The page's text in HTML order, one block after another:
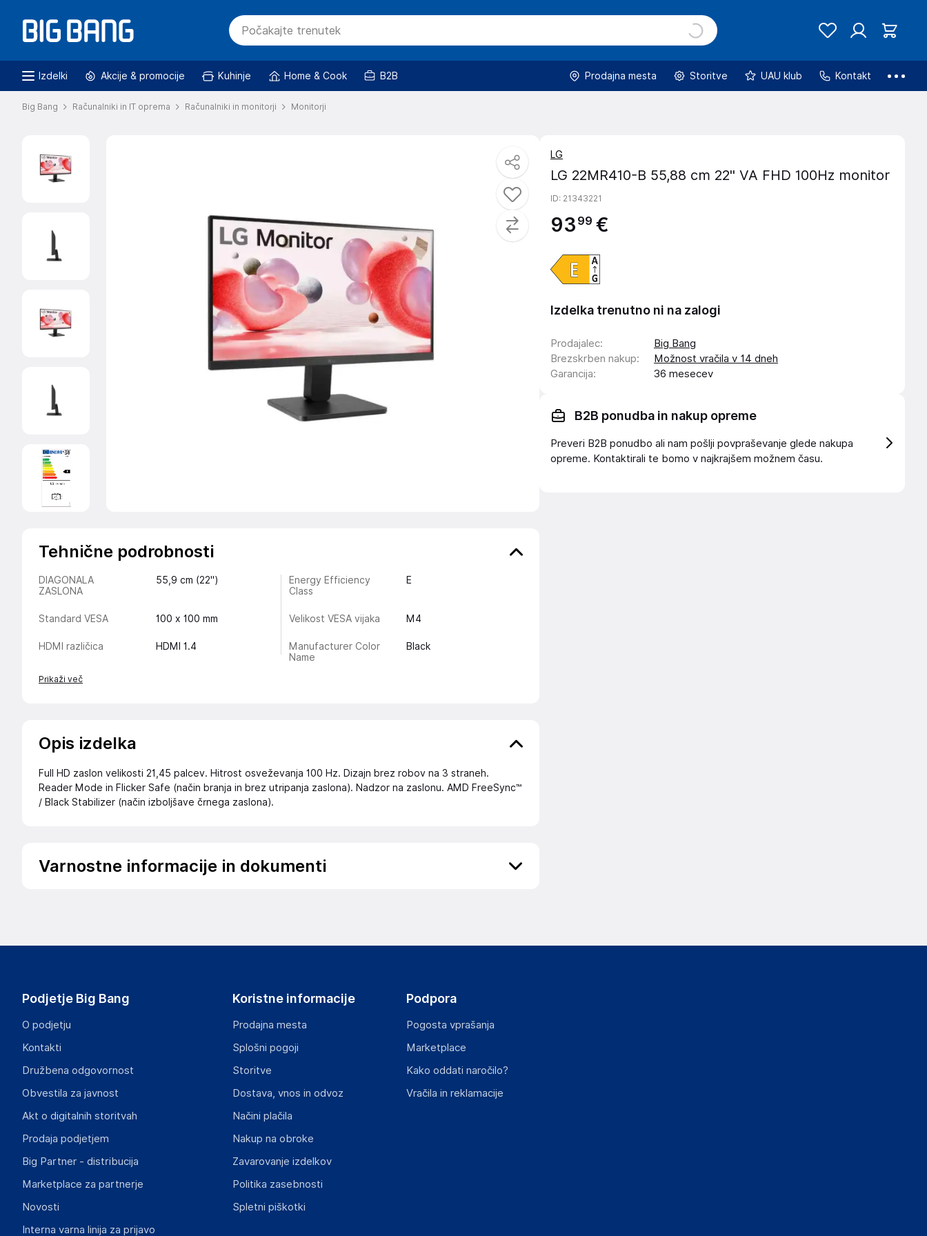
Izdelki Akcije & promocije Kuhinje Home & Cook B2B Prodajna mesta Storitve UAU klub Kontakt
Big Bang Računalniki in IT oprema Računalniki in monitorji Monitorji
Tehnične podrobnosti
DIAGONALA
ZASLONA
55,9 cm (22")
Energy Efficiency
Class
E
Standard VESA 100 x 100 mm Velikost VESA vijaka M4
HDMI različica HDMI 1.4
Manufacturer Color
Name
Black
Prikaži več
Opis izdelka
Full HD zaslon velikosti 21,45 palcev. Hitrost osveževanja 100 Hz. Dizajn brez robov na 3 straneh.
Reader Mode in Flicker Safe (način branja in brez utripanja zaslona). Nadzor na zaslonu. AMD FreeSync™
/ Black Stabilizer (način izboljšave črnega zaslona).
Varnostne informacije in dokumenti
https://www.lg.com/uk/
Gospodarski subjekt s sedežem v EU, ki zagotavlja skladnost izdelka z zahtevanimi predpisi.
1097 Budapest, Könyves Kálmán krt. 3/a
Hungary
LG
LG 22MR410-B 55,88 cm 22'' VA FHD 100Hz monitor
ID: 21343221
93 99 €
Izdelka trenutno ni na zalogi
Prodajalec:
Big Bang
Brezskrben nakup:
Možnost vračila v 14 dneh
Garancija: 36 mesecev
B2B ponudba in nakup opreme
Preveri B2B ponudbo ali nam pošlji povpraševanje glede nakupa
opreme. Kontaktirali te bomo v najkrajšem možnem času.
Podjetje Big Bang
O podjetju
Kontakti
Družbena odgovornost
Obvestila za javnost
Akt o digitalnih storitvah
Prodaja podjetjem
Big Partner - distribucija
Marketplace za partnerje
Novosti
Interna varna linija za prijavo
Koristne informacije
Prodajna mesta
Splošni pogoji
Storitve
Dostava, vnos in odvoz
Načini plačila
Nakup na obroke
Zavarovanje izdelkov
Politika zasebnosti
Spletni piškotki
Podpora
Pogosta vprašanja
Marketplace
Kako oddati naročilo?
Vračila in reklamacije